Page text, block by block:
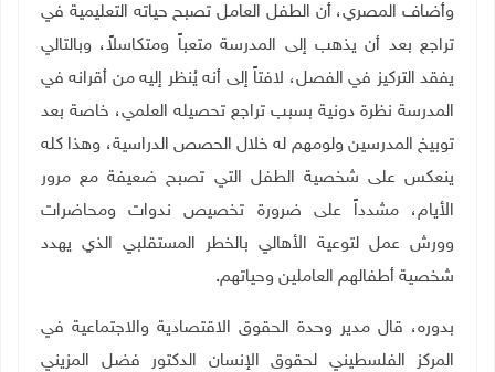
وأضاف المصري، أن الطفل العامل تصبح حياته التعليمية في
تراجع بعد أن يذهب إلى المدرسة متعباً ومتكاسلاً، وبالتالي
يفقد التركيز في الفصل، لافتاً إلى أنه يُنظر إليه من أقرانه في
المدرسة نظرة دونية بسبب تراجع تحصيله العلمي، خاصة بعد
توبيخ المدرسين ولومهم له خلال الحصص الدراسية، وهذا كله
ينعكس على شخصية الطفل التي تصبح ضعيفة مع مرور
الأيام، مشدداً على ضرورة تخصيص ندوات ومحاضرات
وورش عمل لتوعية الأهالي بالخطر المستقلبي الذي يهدد
شخصية أطفالهم العاملين وحياتهم.
بدوره، قال مدير وحدة الحقوق الاقتصادية والاجتماعية في
المركز الفلسطيني لحقوق الإنسان الدكتور فضل المزيني